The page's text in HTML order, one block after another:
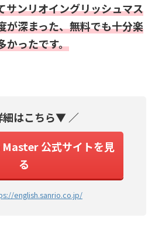
サンリオイングリッシュマス
が深まった、無料でも十分楽
かったです。
はこちら▼ ／
公式サイトを見
る
english.sanrio.co.jp/